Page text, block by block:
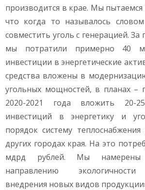
производится в крае. Мы пытаемся
что когда то называлось
совместить уголь с генерацией. За
мы потратили примерно 40
инвестиции в энергетические
средства вложены в
угольных мощностей, в планах –
2020-2021 года вложить 20-
инвестиций в энергетику и
порядок систему
других городах края. На это
мдрд рублей. Мы намерены
направлению экологичности
внедрения новых видов